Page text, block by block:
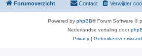
Forumoverzicht Verwijder
Contact
Powered by phpBB® Forum Software ©
Nederlandse vertaling door
Privacy |